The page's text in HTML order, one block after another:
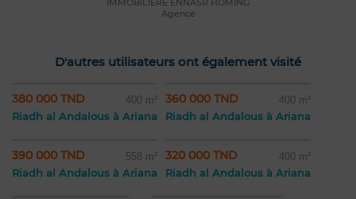
Agence
D'autres utilisateurs ont également visité
380 000 TND 400 m²
Riadh al Andalous à Ariana
360 000 TND 400 m²
Riadh al Andalous à Ariana
390 000 TND 558 m²
Riadh al Andalous à Ariana
320 000 TND 400 m²
Riadh al Andalous à Ariana